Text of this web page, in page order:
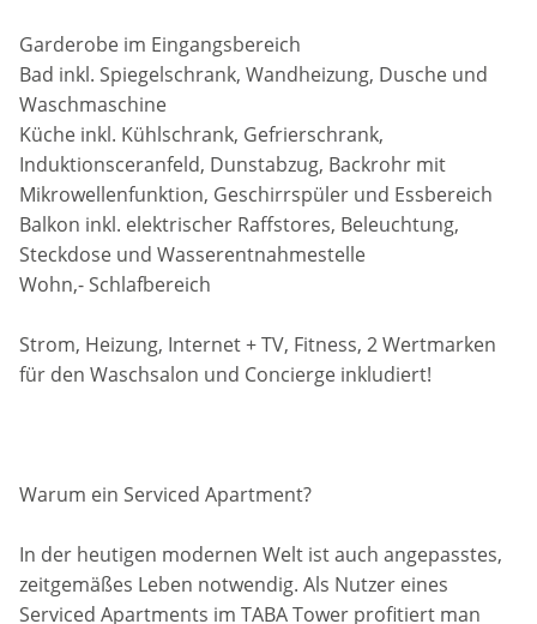
Garderobe im Eingangsbereich
Bad inkl. Spiegelschrank, Wandheizung, Dusche und
Waschmaschine
Küche inkl. Kühlschrank, Gefrierschrank,
Induktionsceranfeld, Dunstabzug, Backrohr mit
Mikrowellenfunktion, Geschirrspüler und Essbereich
Balkon inkl. elektrischer Raffstores, Beleuchtung,
Steckdose und Wasserentnahmestelle
Wohn,- Schlafbereich
Strom, Heizung, Internet + TV, Fitness, 2 Wertmarken
für den Waschsalon und Concierge inkludiert!
Warum ein Serviced Apartment?
In der heutigen modernen Welt ist auch angepasstes,
zeitgemäßes Leben notwendig. Als Nutzer eines
Serviced Apartments im TABA Tower profitiert man